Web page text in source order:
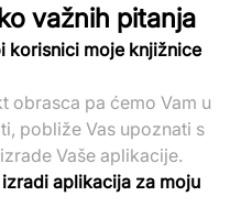
važnih pitanja
korisnici moje knjižnice
obrasca pa ćemo Vam u
pobliže Vas upoznati s
Vaše aplikacije.
aplikacija za moju